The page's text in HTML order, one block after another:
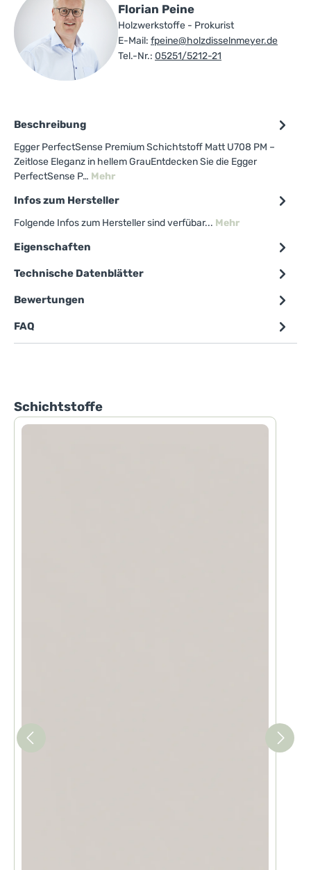
Florian Peine
Holzwerkstoffe - Prokurist
E-Mail: fpeine@holzdisselnmeyer.de
Tel.-Nr.: 05251/5212-21
Beschreibung
Egger PerfectSense Premium Schichtstoff Matt U708 PM –
Zeitlose Eleganz in hellem GrauEntdecken Sie die Egger
PerfectSense P… Mehr
Infos zum Hersteller
Folgende Infos zum Hersteller sind verfübar... Mehr
Eigenschaften
Technische Datenblätter
Bewertungen
FAQ
Produktgalerie überspringen
Schichtstoffe